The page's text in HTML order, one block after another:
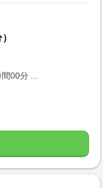
00分 ...